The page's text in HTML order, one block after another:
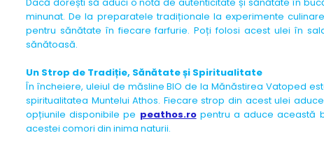
minunat. De la preparatele tradiționale la experimente
pentru sănătate în fiecare farfurie. Poți folosi acest ulei în
sănătoasă.
Un Strop de Tradiție, Sănătate și Spiritualitate
În încheiere, uleiul de măsline BIO de la Mănăstirea Vatoped
spiritualitatea Muntelui Athos. Fiecare strop din acest ulei
opțiunile disponibile pe peathos.ropentru a aduce această
acestei comori din inima naturii.